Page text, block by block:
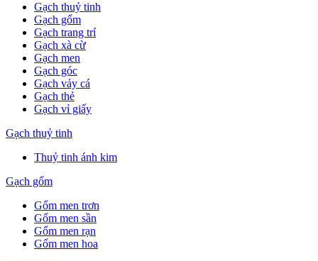
Gạch thuỷ tinh
Gạch gốm
Gạch trang trí
Gạch xà cừ
Gạch men
Gạch góc
Gạch vảy cá
Gạch thẻ
Gạch vỉ giấy
Gạch thuỷ tinh
Thuỷ tinh ánh kim
Gạch gốm
Gốm men trơn
Gốm men sần
Gốm men rạn
Gốm men hoa